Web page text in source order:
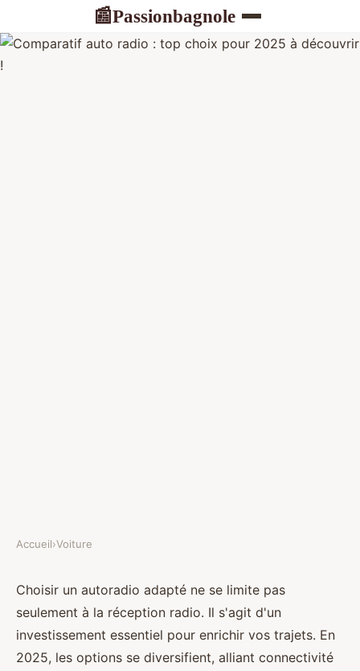
📰Passionbagnole
Comparatif auto radio : top
choix pour 2025 à découvrir !
Élise• 28 mars 2025 •4 min de lecture
Accueil›Voiture
Choisir un autoradio adapté ne se limite pas
seulement à la réception radio. Il s'agit d'un
investissement essentiel pour enrichir vos trajets. En
2025, les options se diversifient, alliant connectivité